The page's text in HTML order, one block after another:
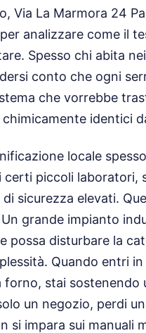
Via La Marmora 24
analizzare come il
Spesso chi abita
conto che ogni
che vorrebbe
identici
locale
piccoli laboratori,
sicurezza elevati.
grande impianto
possa disturbare la
Quando entri
stai sostenendo
un negozio, perdi
si impara sui